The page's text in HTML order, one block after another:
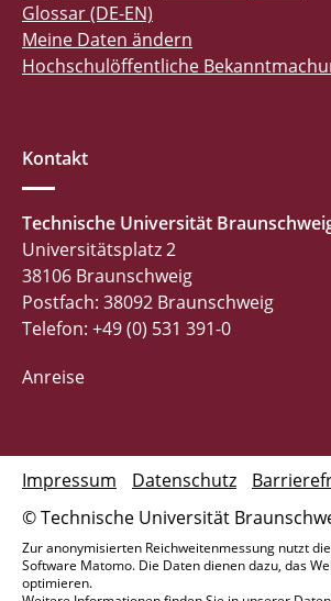
Glossar (DE-EN)
Meine Daten ändern
Hochschulöffentliche
Kontakt
Technische Universität
Universitätsplatz 2
38106 Braunschweig
Postfach: 38092 Braunschweig
Telefon: +49 (0) 531 391-0
Anreise
© Technische Universität
Impressum Datenschutz
Zur anonymisierten Reichweitenmessung nutzt
Software Matomo. Die Daten dienen dazu, das
optimieren.